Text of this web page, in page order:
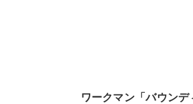
ワークマン「バウン